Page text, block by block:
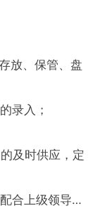
放、保管、盘
录入；
及时供应，定
合上级领导的